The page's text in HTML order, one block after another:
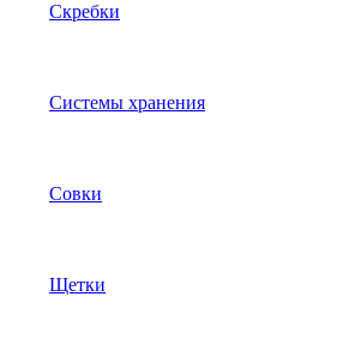
Скребки
Системы хранения
Совки
Щетки